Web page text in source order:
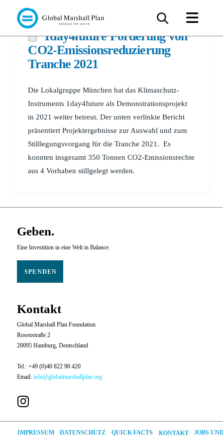
1day4future Förderung von
CO2-Emissionsreduzierung
Tranche 2021
Die Lokalgruppe München hat das Klimaschutz-
Instruments 1day4future als Demonstrationsprojekt
in 2021 weiter betreut. Der unten verlinkte Bericht
präsentiert Projektergebnisse zur Auswahl und zum
Stilllegungsvorgang für die Tranche 2021. Es
konnten insgesamt 350 Tonnen CO2-Emissionsrechte
aus 4 Vorhaben stillgelegt werden.
Geben.
Eine Investition in eine Welt in Balance.
SPENDEN
Kontakt
Global Marshall Plan Foundation
Rosenstraße 2
20095 Hamburg, Deutschland
Tel.: +49 (0)40 822 90 420
Email: info@globalmarshallplan.org
IMPRESSUM DATENSCHUTZ QUICK FACTS KONTAKT JOBS